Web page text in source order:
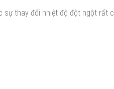
thay đổi nhiệt độ đột ngột rất